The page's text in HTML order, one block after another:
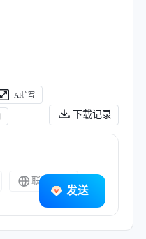
下载记录
AI扩写
联网搜索
发送